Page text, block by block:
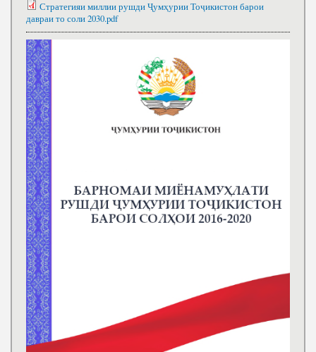
Стратегияи миллии рушди Ҷумҳурии Тоҷикистон барои
давраи то соли 2030.pdf